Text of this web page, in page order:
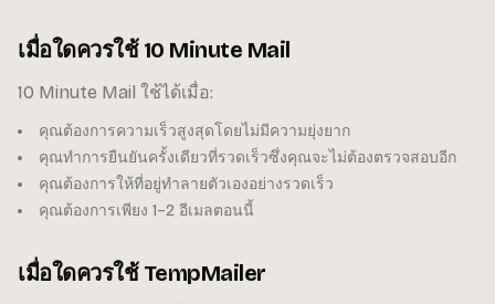
เมื่อใดควรใช้ 10 Minute Mail
10 Minute Mail ใช้ได้เมื่อ:
คุณต้องการความเร็วสูงสุดโดยไม่มีความยุ่งยาก
คุณทำการยืนยันครั้งเดียวที่รวดเร็วซึ่งคุณจะไม่ต้องตรวจสอบอีก
คุณต้องการให้ที่อยู่ทำลายตัวเองอย่างรวดเร็ว
คุณต้องการเพียง 1–2 อีเมลตอนนี้
เมื่อใดควรใช้ TempMailer